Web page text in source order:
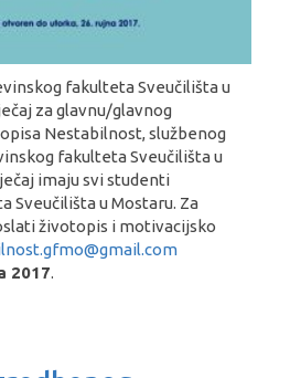
fakulteta Sveučilišta u
za glavnu/glavnog
Nestabilnost, službenog
fakulteta Sveučilišta u
imaju svi studenti
Sveučilišta u Mostaru. Za
životopis i motivacijsko
2017.